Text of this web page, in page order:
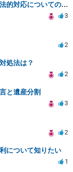
亡父の債務相続放棄後の民事訴訟への法的対応についての相談
3
2
処法は？
2
と遺産分割
3
2
について知りたい
1